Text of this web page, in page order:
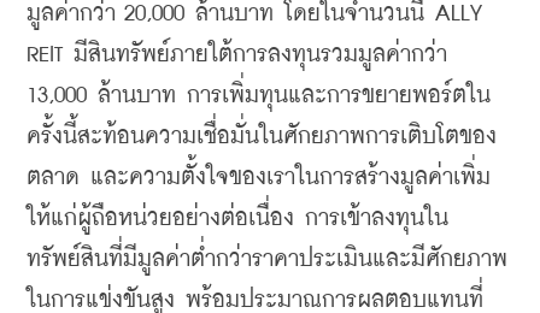
มูลค่ากว่า 20,000 ล้านบาท โดยในจำนวนนี้ ALLY
REIT มีสินทรัพย์ภายใต้การลงทุนรวมมูลค่ากว่า
13,000 ล้านบาท การเพิ่มทุนและการขยายพอร์ตใน
ครั้งนี้สะท้อนความเชื่อมั่นในศักยภาพการเติบโตของ
ตลาด และความตั้งใจของเราในการสร้างมูลค่าเพิ่ม
ให้แก่ผู้ถือหน่วยอย่างต่อเนื่อง การเข้าลงทุนใน
ทรัพย์สินที่มีมูลค่าต่ำกว่าราคาประเมินและมีศักยภาพ
ในการแข่งขันสูง พร้อมประมาณการผลตอบแทนที่